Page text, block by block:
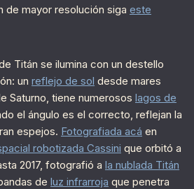
de mayor resolución siga este
Titán se ilumina con un destello
un reflejo de sol desde mares
Saturno, tiene numerosos lagos de
el ángulo es el correcto, reflejan la
espejos. Fotografiada acá en
robotizada Cassini que orbitó a
2017, fotografió a la nublada Titán
de luz infrarroja que penetra